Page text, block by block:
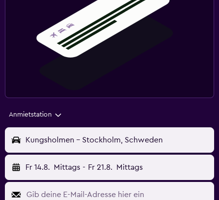
Anmietstation
Kungsholmen - Stockholm, Schweden
Fr 14.8. Mittags - Fr 21.8. Mittags